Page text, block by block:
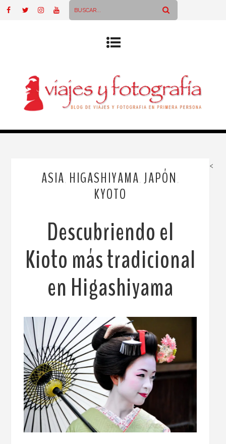
ASIA HIGASHIYAMA JAPÓN
KYOTO
Descubriendo el
Kioto más tradicional
en Higashiyama
<